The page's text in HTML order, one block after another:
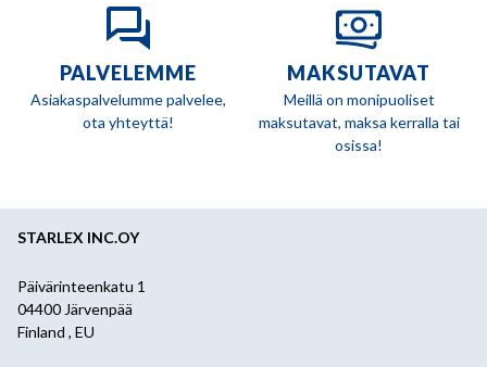
PALVELEMME
Asiakaspalvelumme palvelee,
ota yhteyttä!
MAKSUTAVAT
Meillä on monipuoliset
maksutavat, maksa kerralla tai
osissa!
STARLEX INC.OY
Päivärinteenkatu 1
04400 Järvenpää
Finland , EU